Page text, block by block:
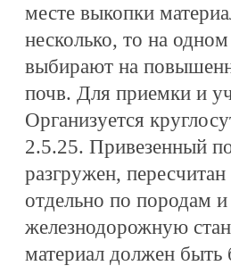
месте выкопки
несколько, то на
выбирают на
почв. Для приемки и
Организуется
2.5.25. Привезенный
разгружен,
отдельно по породам
железнодорожную
материал должен быть